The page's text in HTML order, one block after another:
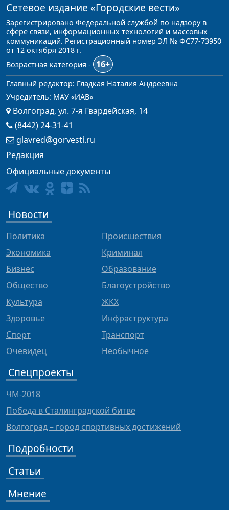
Сетевое издание «Городские вести»
Зарегистрировано Федеральной службой по надзору в
сфере связи, информационных технологий и массовых
коммуникаций. Регистрационный номер ЭЛ № ФС77-73950
от 12 октября 2018 г.
Возрастная категория -
16+
Главный редактор: Гладкая Наталия Андреевна
Учредитель: МАУ «ИАВ»
Волгоград, ул. 7-я Гвардейская, 14
(8442) 24-31-41
glavred@gorvesti.ru
Редакция
Официальные документы
Новости
Политика
Экономика
Бизнес
Общество
Культура
Здоровье
Спорт
Очевидец
Происшествия
Криминал
Образование
Благоустройство
ЖКХ
Инфраструктура
Транспорт
Необычное
Спецпроекты
ЧМ-2018
Победа в Сталинградской битве
Волгоград – город спортивных достижений
Подробности
Статьи
Мнение